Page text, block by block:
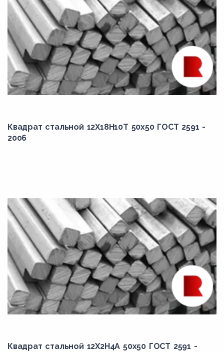
Квадрат стальной 12Х18Н10Т 50x50 ГОСТ 2591 -
2006
Квадрат стальной 12Х2Н4А 50x50 ГОСТ 2591 -